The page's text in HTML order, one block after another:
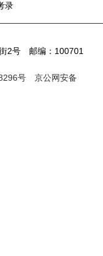
录
街2号 邮编：100701
号
京公网安备